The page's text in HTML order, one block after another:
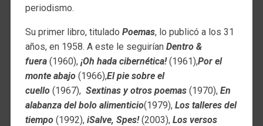
periodismo.
Su primer libro, titulado Poemas, lo publicó a los 31
años, en 1958. A este le seguirían Dentro &
fuera(1960), ¡Oh hada cibernética!(1961),Por el
monte abajo(1966),El pie sobre el
cuello (1967), Sextinas y otros poemas (1970), En
alabanza del bolo alimenticio(1979), Los talleres del
tiempo (1992), iSalve, Spes! (2003), Los versos